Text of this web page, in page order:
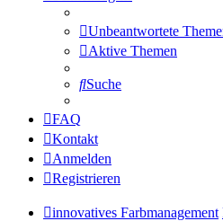
Unbeantwortete
Aktive Themen
Suche
FAQ
Kontakt
Anmelden
Registrieren
innovatives Farbmanagement